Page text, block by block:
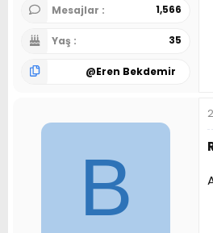
Mesajlar 1,566
Yaş 35
@Eren Bekdemir
B